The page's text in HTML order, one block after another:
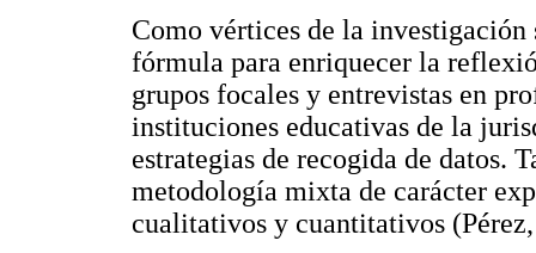
Como vértices de la
fórmula para enriquecer la
grupos focales y entrevistas en
instituciones educativas de la
estrategias de recogida de datos.
metodología mixta de carácter
cualitativos y cuantitativos